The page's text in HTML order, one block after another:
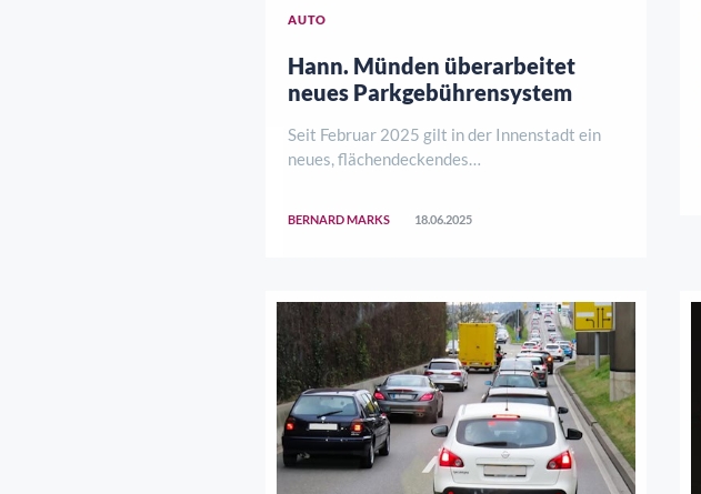
AUTO
Hann. Münden überarbeitet
neues Parkgebührensystem
Seit Februar 2025 gilt in der Innenstadt ein
neues, flächendeckendes
BERNARD MARKS 18.06.2025